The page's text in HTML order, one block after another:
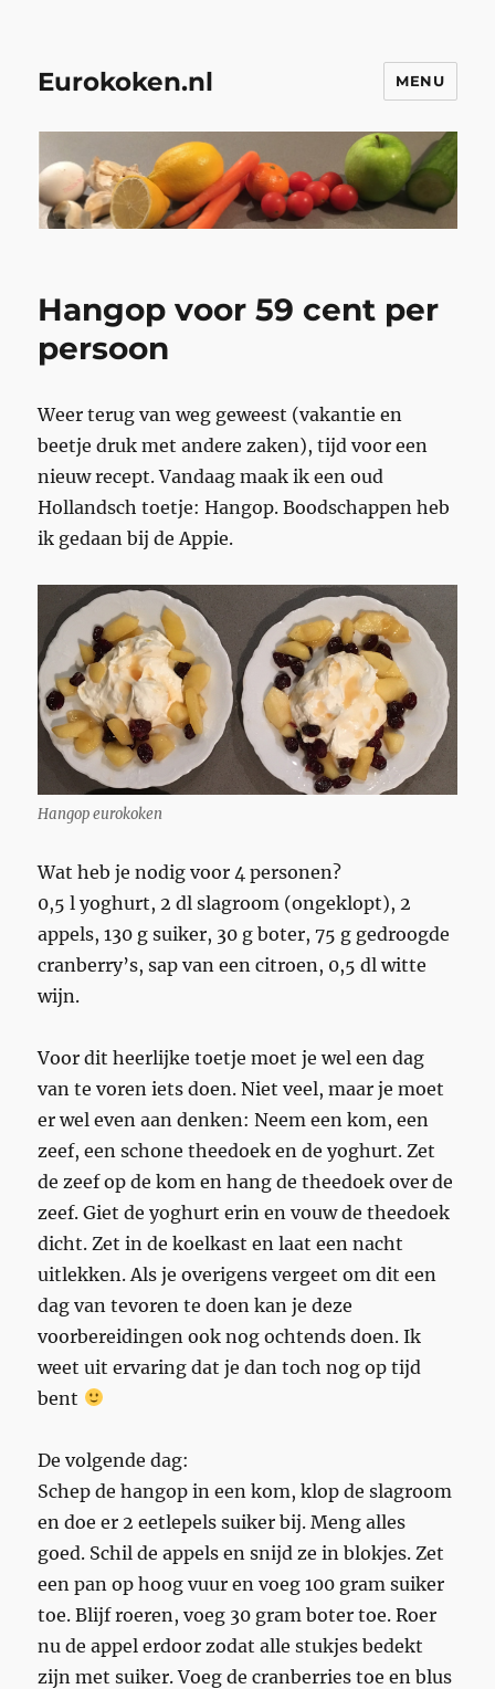
Eurokoken.nl MENU
Hangop voor 59 cent per
persoon
Weer terug van weg geweest (vakantie en
beetje druk met andere zaken), tijd voor een
nieuw recept. Vandaag maak ik een oud
Hollandsch toetje: Hangop. Boodschappen heb
ik gedaan bij de Appie.
Hangop eurokoken
Wat heb je nodig voor 4 personen?
0,5 l yoghurt, 2 dl slagroom (ongeklopt), 2
appels, 130 g suiker, 30 g boter, 75 g gedroogde
cranberry’s, sap van een citroen, 0,5 dl witte
wijn.
Voor dit heerlijke toetje moet je wel een dag
van te voren iets doen. Niet veel, maar je moet
er wel even aan denken: Neem een kom, een
zeef, een schone theedoek en de yoghurt. Zet
de zeef op de kom en hang de theedoek over de
zeef. Giet de yoghurt erin en vouw de theedoek
dicht. Zet in de koelkast en laat een nacht
uitlekken. Als je overigens vergeet om dit een
dag van tevoren te doen kan je deze
voorbereidingen ook nog ochtends doen. Ik
weet uit ervaring dat je dan toch nog op tijd
bent
De volgende dag:
Schep de hangop in een kom, klop de slagroom
en doe er 2 eetlepels suiker bij. Meng alles
goed. Schil de appels en snijd ze in blokjes. Zet
een pan op hoog vuur en voeg 100 gram suiker
toe. Blijf roeren, voeg 30 gram boter toe. Roer
nu de appel erdoor zodat alle stukjes bedekt
zijn met suiker. Voeg de cranberries toe en blus